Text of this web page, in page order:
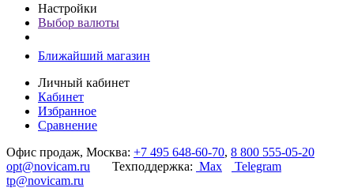
Настройки
Выбор валюты
Ближайший магазин
Личный кабинет
Кабинет
Избранное
Сравнение
Офис продаж, Москва: +7 495 648-60-70, 8 800 555-05-20
opt@novicam.ru Техподдержка: Max
Telegram
tp@novicam.ru